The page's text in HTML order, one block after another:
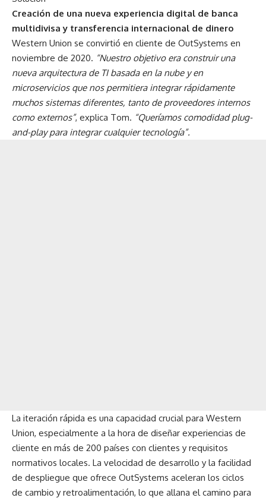
Creación de una nueva experiencia digital de banca
multidivisa y transferencia internacional de dinero
Western Union se convirtió en cliente de OutSystems en
noviembre de 2020. “Nuestro objetivo era construir una
nueva arquitectura de TI basada en la nube y en
microservicios que nos permitiera integrar rápidamente
muchos sistemas diferentes, tanto de proveedores internos
como externos”, explica Tom. “Queríamos comodidad plug-
and-play para integrar cualquier tecnología”.
La iteración rápida es una capacidad crucial para Western
Union, especialmente a la hora de diseñar experiencias de
cliente en más de 200 países con clientes y requisitos
normativos locales. La velocidad de desarrollo y la facilidad
de despliegue que ofrece OutSystems aceleran los ciclos
de cambio y retroalimentación, lo que allana el camino para